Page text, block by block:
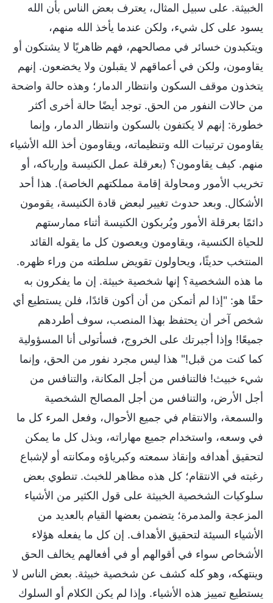
الخبيثة. على سبيل المثال، يعترف بعض الناس بأن الله
يسود على كل شيء، ولكن عندما يأخذ الله منهم،
ويتكبدون خسائر في مصالحهم، فهم ظاهريًا لا يشتكون أو
يقاومون، ولكن في أعماقهم لا يقبلون ولا يخضعون. إنهم
يتخذون موقف السكون وانتظار الدمار؛ وهذه حالة واضحة
من حالات النفور من الحق. توجد أيضًا حالة أخرى أكثر
خطورة: إنهم لا يكتفون بالسكون وانتظار الدمار، وإنما
يقاومون ترتيبات الله وتنظيماته، ويقاومون أخذ الله الأشياء
منهم. كيف يقاومون؟ (بعرقلة عمل الكنيسة وإرباكه، أو
تخريب الأمور ومحاولة إقامة مملكتهم الخاصة). هذا أحد
الأشكال. وبعد حدوث تغيير لبعض قادة الكنيسة، يقومون
دائمًا بعرقلة الأمور ويُربكون الكنيسة أثناء ممارستهم
للحياة الكنسية، ويقاومون ويعصون كل ما يقوله القائد
المنتخب حديثًا، ويحاولون تقويض سلطته من وراء ظهره.
ما هذه الشخصية؟ إنها شخصية خبيثة. إن ما يفكرون به
حقًا هو: "إذا لم أتمكن من أن أكون قائدًا، فلن يستطيع أي
شخص آخر أن يحتفظ بهذا المنصب، سوف أطردهم
جميعًا! وإذا أجبرتك على الخروج، فسأتولى أنا المسؤولية
كما كنت من قبل!" هذا ليس مجرد نفور من الحق، وإنما
شيء خبيث! فالتنافس من أجل المكانة، والتنافس من
أجل الأرض، والتنافس من أجل المصالح الشخصية
والسمعة، والانتقام في جميع الأحوال، وفعل المرء كل ما
في وسعه، واستخدام جميع مهاراته، وبذل كل ما يمكن
لتحقيق أهدافه وإنقاذ سمعته وكبرياؤه ومكانته أو لإشباع
رغبته في الانتقام؛ كل هذه مظاهر للخبث. تنطوي بعض
سلوكيات الشخصية الخبيثة على قول الكثير من الأشياء
المزعجة والمدمرة؛ يتضمن بعضها القيام بالعديد من
الأشياء السيئة لتحقيق الأهداف. إن كل ما يفعله هؤلاء
الأشخاص سواء في أقوالهم أو في أفعالهم يخالف الحق
وينتهكه، وهو كله كشف عن شخصية خبيثة. بعض الناس لا
يستطيع تمييز هذه الأشياء. وإذا لم يكن الكلام أو السلوك